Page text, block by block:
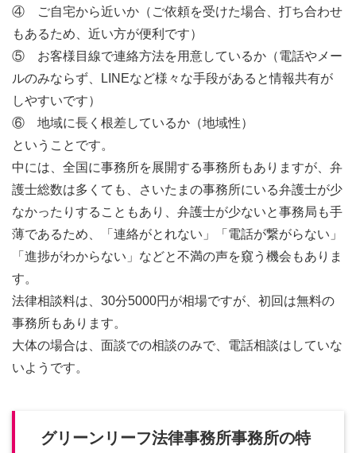
④ ご自宅から近いか（ご依頼を受けた場合、打ち合わせ
もあるため、近い方が便利です）
⑤ お客様目線で連絡方法を用意しているか（電話やメー
ルのみならず、LINEなど様々な手段があると情報共有が
しやすいです）
⑥ 地域に長く根差しているか（地域性）
ということです。
中には、全国に事務所を展開する事務所もありますが、弁
護士総数は多くても、さいたまの事務所にいる弁護士が少
なかったりすることもあり、弁護士が少ないと事務局も手
薄であるため、「連絡がとれない」「電話が繋がらない」
「進捗がわからない」などと不満の声を窺う機会もありま
す。
法律相談料は、30分5000円が相場ですが、初回は無料の
事務所もあります。
大体の場合は、面談での相談のみで、電話相談はしていな
いようです。
グリーンリーフ法律事務所事務所の特